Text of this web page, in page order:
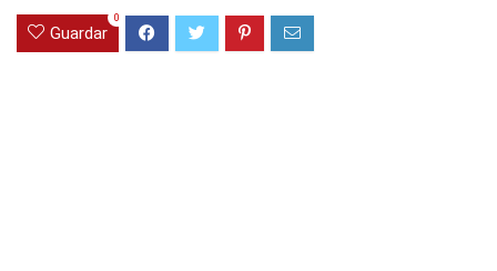
Guardar
0